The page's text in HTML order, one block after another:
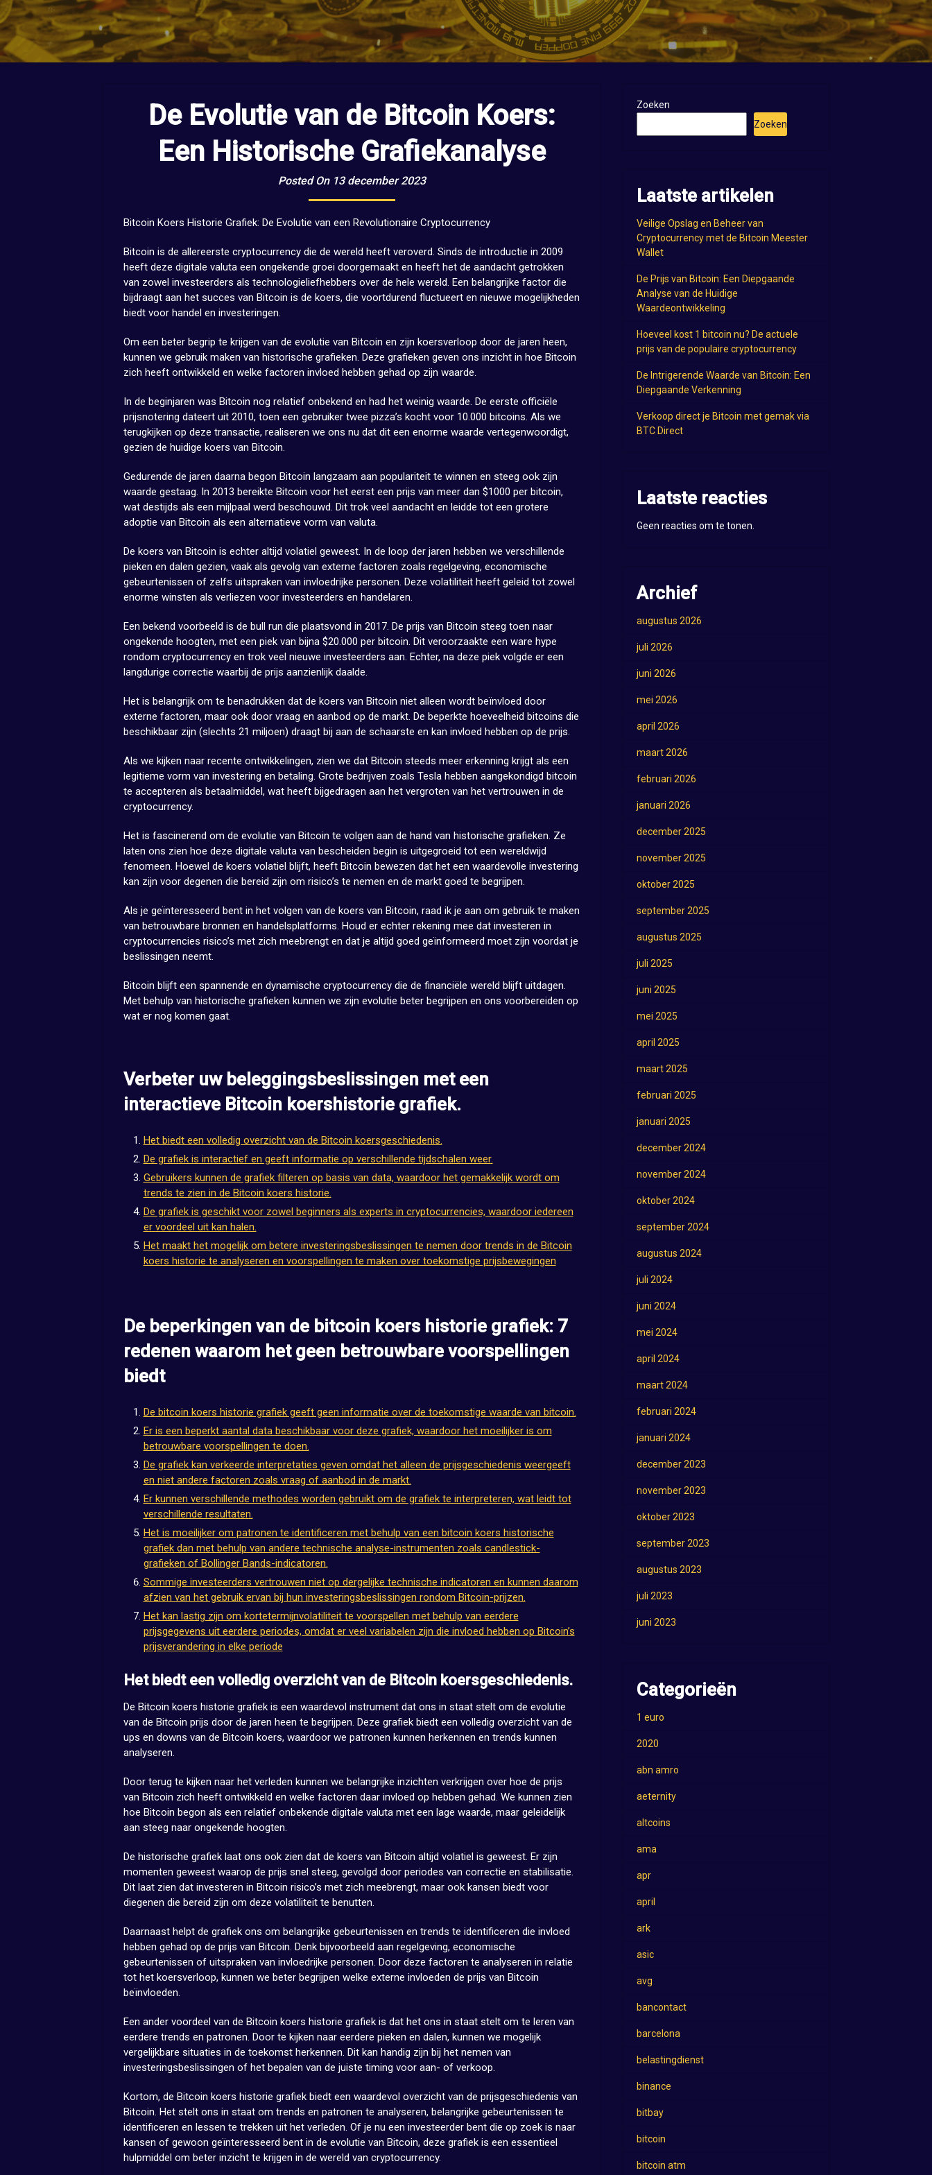
De Evolutie van de Bitcoin Koers:
Een Historische Grafiekanalyse
Posted On 13 december 2023
Bitcoin Koers Historie Grafiek: De Evolutie van een Revolutionaire Cryptocurrency
Bitcoin is de allereerste cryptocurrency die de wereld heeft veroverd. Sinds de introductie in 2009
heeft deze digitale valuta een ongekende groei doorgemaakt en heeft het de aandacht getrokken
van zowel investeerders als technologieliefhebbers over de hele wereld. Een belangrijke factor die
bijdraagt aan het succes van Bitcoin is de koers, die voortdurend fluctueert en nieuwe mogelijkheden
biedt voor handel en investeringen.
Om een beter begrip te krijgen van de evolutie van Bitcoin en zijn koersverloop door de jaren heen,
kunnen we gebruik maken van historische grafieken. Deze grafieken geven ons inzicht in hoe Bitcoin
zich heeft ontwikkeld en welke factoren invloed hebben gehad op zijn waarde.
In de beginjaren was Bitcoin nog relatief onbekend en had het weinig waarde. De eerste officiële
prijsnotering dateert uit 2010, toen een gebruiker twee pizza’s kocht voor 10.000 bitcoins. Als we
terugkijken op deze transactie, realiseren we ons nu dat dit een enorme waarde vertegenwoordigt,
gezien de huidige koers van Bitcoin.
Gedurende de jaren daarna begon Bitcoin langzaam aan populariteit te winnen en steeg ook zijn
waarde gestaag. In 2013 bereikte Bitcoin voor het eerst een prijs van meer dan $1000 per bitcoin,
wat destijds als een mijlpaal werd beschouwd. Dit trok veel aandacht en leidde tot een grotere
adoptie van Bitcoin als een alternatieve vorm van valuta.
De koers van Bitcoin is echter altijd volatiel geweest. In de loop der jaren hebben we verschillende
pieken en dalen gezien, vaak als gevolg van externe factoren zoals regelgeving, economische
gebeurtenissen of zelfs uitspraken van invloedrijke personen. Deze volatiliteit heeft geleid tot zowel
enorme winsten als verliezen voor investeerders en handelaren.
Een bekend voorbeeld is de bull run die plaatsvond in 2017. De prijs van Bitcoin steeg toen naar
ongekende hoogten, met een piek van bijna $20.000 per bitcoin. Dit veroorzaakte een ware hype
rondom cryptocurrency en trok veel nieuwe investeerders aan. Echter, na deze piek volgde er een
langdurige correctie waarbij de prijs aanzienlijk daalde.
Het is belangrijk om te benadrukken dat de koers van Bitcoin niet alleen wordt beïnvloed door
externe factoren, maar ook door vraag en aanbod op de markt. De beperkte hoeveelheid bitcoins die
beschikbaar zijn (slechts 21 miljoen) draagt bij aan de schaarste en kan invloed hebben op de prijs.
Als we kijken naar recente ontwikkelingen, zien we dat Bitcoin steeds meer erkenning krijgt als een
legitieme vorm van investering en betaling. Grote bedrijven zoals Tesla hebben aangekondigd bitcoin
te accepteren als betaalmiddel, wat heeft bijgedragen aan het vergroten van het vertrouwen in de
cryptocurrency.
Het is fascinerend om de evolutie van Bitcoin te volgen aan de hand van historische grafieken. Ze
laten ons zien hoe deze digitale valuta van bescheiden begin is uitgegroeid tot een wereldwijd
fenomeen. Hoewel de koers volatiel blijft, heeft Bitcoin bewezen dat het een waardevolle investering
kan zijn voor degenen die bereid zijn om risico’s te nemen en de markt goed te begrijpen.
Als je geïnteresseerd bent in het volgen van de koers van Bitcoin, raad ik je aan om gebruik te maken
van betrouwbare bronnen en handelsplatforms. Houd er echter rekening mee dat investeren in
cryptocurrencies risico’s met zich meebrengt en dat je altijd goed geïnformeerd moet zijn voordat je
beslissingen neemt.
Bitcoin blijft een spannende en dynamische cryptocurrency die de financiële wereld blijft uitdagen.
Met behulp van historische grafieken kunnen we zijn evolutie beter begrijpen en ons voorbereiden op
wat er nog komen gaat.
Verbeter uw beleggingsbeslissingen met een
interactieve Bitcoin koershistorie grafiek.
Het biedt een volledig overzicht van de Bitcoin koersgeschiedenis.
De grafiek is interactief en geeft informatie op verschillende tijdschalen weer.
Gebruikers kunnen de grafiek filteren op basis van data, waardoor het gemakkelijk wordt om
trends te zien in de Bitcoin koers historie.
De grafiek is geschikt voor zowel beginners als experts in cryptocurrencies, waardoor iedereen
er voordeel uit kan halen.
Het maakt het mogelijk om betere investeringsbeslissingen te nemen door trends in de Bitcoin
koers historie te analyseren en voorspellingen te maken over toekomstige prijsbewegingen
De beperkingen van de bitcoin koers historie grafiek: 7
redenen waarom het geen betrouwbare voorspellingen
biedt
De bitcoin koers historie grafiek geeft geen informatie over de toekomstige waarde van bitcoin.
Er is een beperkt aantal data beschikbaar voor deze grafiek, waardoor het moeilijker is om
betrouwbare voorspellingen te doen.
De grafiek kan verkeerde interpretaties geven omdat het alleen de prijsgeschiedenis weergeeft
en niet andere factoren zoals vraag of aanbod in de markt.
Er kunnen verschillende methodes worden gebruikt om de grafiek te interpreteren, wat leidt tot
verschillende resultaten.
Het is moeilijker om patronen te identificeren met behulp van een bitcoin koers historische
grafiek dan met behulp van andere technische analyse-instrumenten zoals candlestick-
grafieken of Bollinger Bands-indicatoren.
Sommige investeerders vertrouwen niet op dergelijke technische indicatoren en kunnen daarom
afzien van het gebruik ervan bij hun investeringsbeslissingen rondom Bitcoin-prijzen.
Het kan lastig zijn om kortetermijnvolatiliteit te voorspellen met behulp van eerdere
prijsgegevens uit eerdere periodes, omdat er veel variabelen zijn die invloed hebben op Bitcoin’s
prijsverandering in elke periode
Het biedt een volledig overzicht van de Bitcoin koersgeschiedenis.
De Bitcoin koers historie grafiek is een waardevol instrument dat ons in staat stelt om de evolutie
van de Bitcoin prijs door de jaren heen te begrijpen. Deze grafiek biedt een volledig overzicht van de
ups en downs van de Bitcoin koers, waardoor we patronen kunnen herkennen en trends kunnen
analyseren.
Door terug te kijken naar het verleden kunnen we belangrijke inzichten verkrijgen over hoe de prijs
van Bitcoin zich heeft ontwikkeld en welke factoren daar invloed op hebben gehad. We kunnen zien
hoe Bitcoin begon als een relatief onbekende digitale valuta met een lage waarde, maar geleidelijk
aan steeg naar ongekende hoogten.
De historische grafiek laat ons ook zien dat de koers van Bitcoin altijd volatiel is geweest. Er zijn
momenten geweest waarop de prijs snel steeg, gevolgd door periodes van correctie en stabilisatie.
Dit laat zien dat investeren in Bitcoin risico’s met zich meebrengt, maar ook kansen biedt voor
diegenen die bereid zijn om deze volatiliteit te benutten.
Daarnaast helpt de grafiek ons om belangrijke gebeurtenissen en trends te identificeren die invloed
hebben gehad op de prijs van Bitcoin. Denk bijvoorbeeld aan regelgeving, economische
gebeurtenissen of uitspraken van invloedrijke personen. Door deze factoren te analyseren in relatie
tot het koersverloop, kunnen we beter begrijpen welke externe invloeden de prijs van Bitcoin
beïnvloeden.
Een ander voordeel van de Bitcoin koers historie grafiek is dat het ons in staat stelt om te leren van
eerdere trends en patronen. Door te kijken naar eerdere pieken en dalen, kunnen we mogelijk
vergelijkbare situaties in de toekomst herkennen. Dit kan handig zijn bij het nemen van
investeringsbeslissingen of het bepalen van de juiste timing voor aan- of verkoop.
Kortom, de Bitcoin koers historie grafiek biedt een waardevol overzicht van de prijsgeschiedenis van
Bitcoin. Het stelt ons in staat om trends en patronen te analyseren, belangrijke gebeurtenissen te
identificeren en lessen te trekken uit het verleden. Of je nu een investeerder bent die op zoek is naar
kansen of gewoon geïnteresseerd bent in de evolutie van Bitcoin, deze grafiek is een essentieel
hulpmiddel om beter inzicht te krijgen in de wereld van cryptocurrency.
Zoeken
Zoeken
Laatste artikelen
Veilige Opslag en Beheer van
Cryptocurrency met de Bitcoin Meester
Wallet
De Prijs van Bitcoin: Een Diepgaande
Analyse van de Huidige
Waardeontwikkeling
Hoeveel kost 1 bitcoin nu? De actuele
prijs van de populaire cryptocurrency
De Intrigerende Waarde van Bitcoin: Een
Diepgaande Verkenning
Verkoop direct je Bitcoin met gemak via
BTC Direct
Laatste reacties
Geen reacties om te tonen.
Archief
augustus 2026
juli 2026
juni 2026
mei 2026
april 2026
maart 2026
februari 2026
januari 2026
december 2025
november 2025
oktober 2025
september 2025
augustus 2025
juli 2025
juni 2025
mei 2025
april 2025
maart 2025
februari 2025
januari 2025
december 2024
november 2024
oktober 2024
september 2024
augustus 2024
juli 2024
juni 2024
mei 2024
april 2024
maart 2024
februari 2024
januari 2024
december 2023
november 2023
oktober 2023
september 2023
augustus 2023
juli 2023
juni 2023
Categorieën
1 euro
2020
abn amro
aeternity
altcoins
ama
apr
april
ark
asic
avg
bancontact
barcelona
belastingdienst
binance
bitbay
bitcoin
bitcoin atm